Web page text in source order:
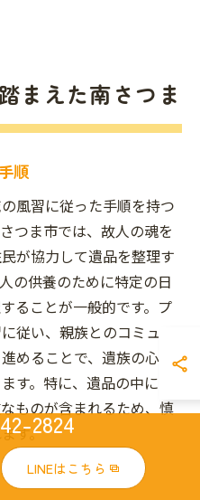
まえた南さつま
順
風習に従った手順を持つ
つま市では、故人の魂を
が協力して遺品を整理す
の供養のために特定の日
ることが一般的です。プ
従い、親族とのコミュニ
めることで、遺族の心理
す。特に、遺品の中には
ものが含まれるため、慎
す。2824
LINEはこちら